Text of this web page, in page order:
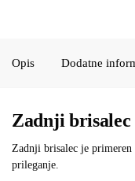
Opis Dodatne
Zadnji brisalec
Zadnji brisalec je
prileganje.